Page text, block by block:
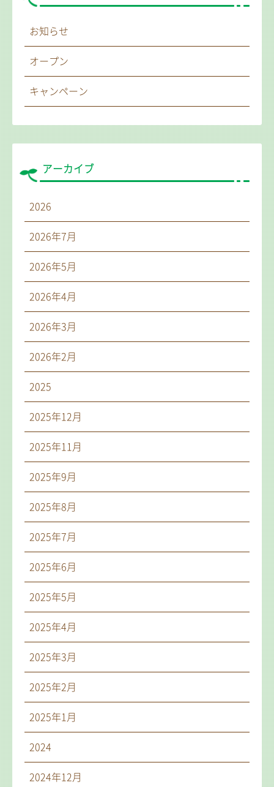
お知らせ
オープン
キャンペーン
アーカイブ
2026
2026年7月
2026年5月
2026年4月
2026年3月
2026年2月
2025
2025年12月
2025年11月
2025年9月
2025年8月
2025年7月
2025年6月
2025年5月
2025年4月
2025年3月
2025年2月
2025年1月
2024
2024年12月